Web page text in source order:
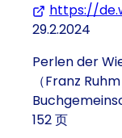
https://
29.2.2024
Perlen der
（Franz
152 页